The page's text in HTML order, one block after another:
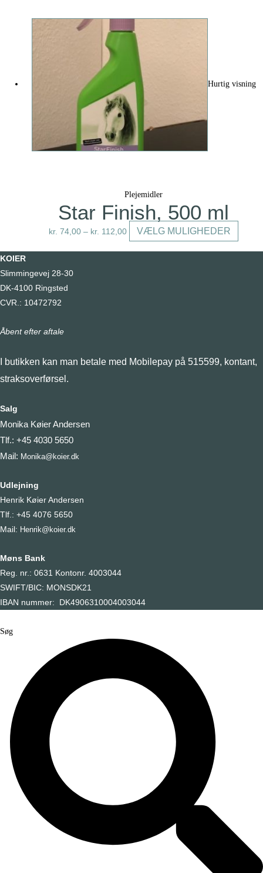
Hurtig visning
Plejemidler
Star Finish, 500 ml
kr. 74,00 – kr. 112,00 VÆLG MULIGHEDER
vare
KOIER
Slimmingevej 28-30
DK-4100 Ringsted
CVR.: 10472792
Åbent efter aftale
I butikken kan man betale med Mobilepay på 515599, kontant,
straksoverførsel.
Salg
Monika Køier Andersen
Tlf.: +45 4030 5650
Mail: Monika@koier.dk
Udlejning
Henrik Køier Andersen
Tlf.: +45 4076 5650
Mail: Henrik@koier.dk
Møns Bank
Reg. nr.: 0631 Kontonr. 4003044
SWIFT/BIC: MONSDK21
IBAN nummer: DK4906310004003044
Søg